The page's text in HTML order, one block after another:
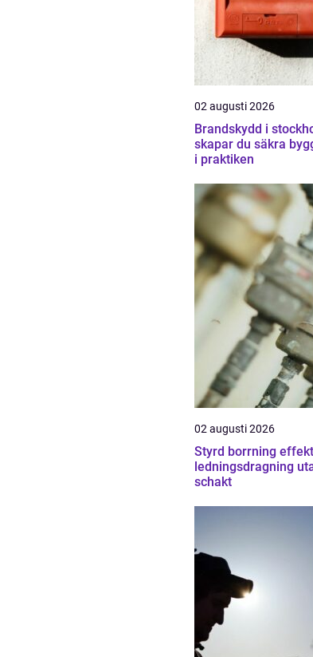
02 augusti 2026
Brandskydd i
skapar du säkra
i praktiken
02 augusti 2026
Styrd borrning effektiv
ledningsdragning
schakt